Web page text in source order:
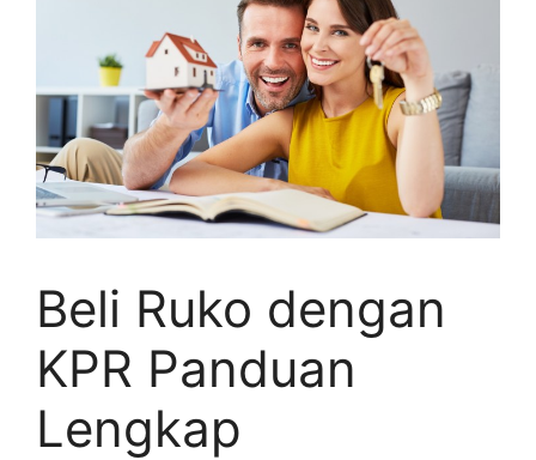
Beli Ruko dengan
KPR Panduan
Lengkap